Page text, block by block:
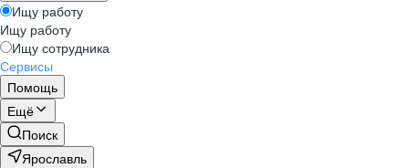
Ищу работу
Ищу работу
Ищу сотрудника
Сервисы
Помощь
Ещё
Поиск
Ярославль